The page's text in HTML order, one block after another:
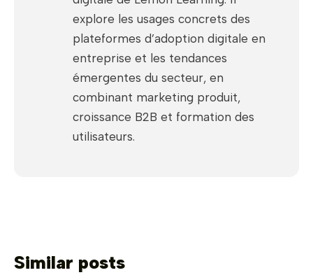
explore les usages concrets des
plateformes d’adoption digitale en
entreprise et les tendances
émergentes du secteur, en
combinant marketing produit,
croissance B2B et formation des
utilisateurs.
Similar posts